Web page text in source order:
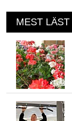
MEST LÄST